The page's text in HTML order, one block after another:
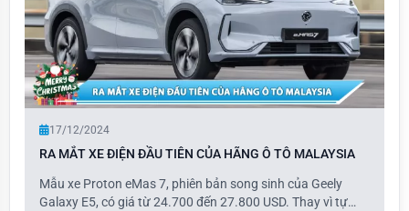
17/12/2024
RA MẮT XE ĐIỆN ĐẦU TIÊN CỦA HÃNG Ô TÔ MALAYSIA
Mẫu xe Proton eMas 7, phiên bản song sinh của Geely
Galaxy E5, có giá từ 24.700 đến 27.800 USD. Thay vì tự